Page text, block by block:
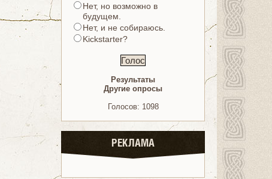
Нет, но возможно в
будущем.
Нет, и не собираюсь.
Kickstarter?
Результаты
Другие опросы
Голосов: 1098
РЕКЛАМА